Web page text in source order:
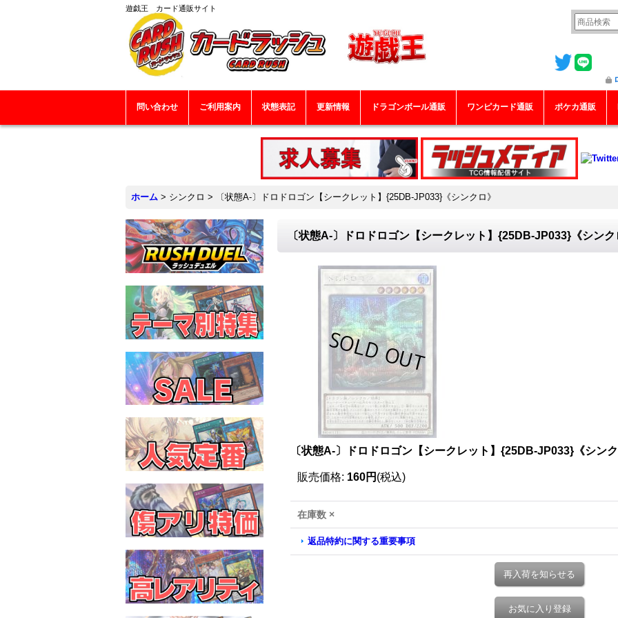
遊戯王 カード通販サイト
問い合わせ ご利用案内 状態表記 更新情報 ドラゴンボール通販 ワンピカード通販 ポケカ通販
ホーム > シンクロ > 〔状態A-〕ドロドロゴン【シークレット】{25DB-JP033}《シンクロ》
〔状態A-〕ドロドロゴン【シークレット】{25DB-JP033}《シンク
〔状態A-〕ドロドロゴン【シークレット】{25DB-JP033}《シン
販売価格: 160円 (税込)
在庫数 ×
返品特約に関する重要事項
再入荷を知らせる
お気に入り登録